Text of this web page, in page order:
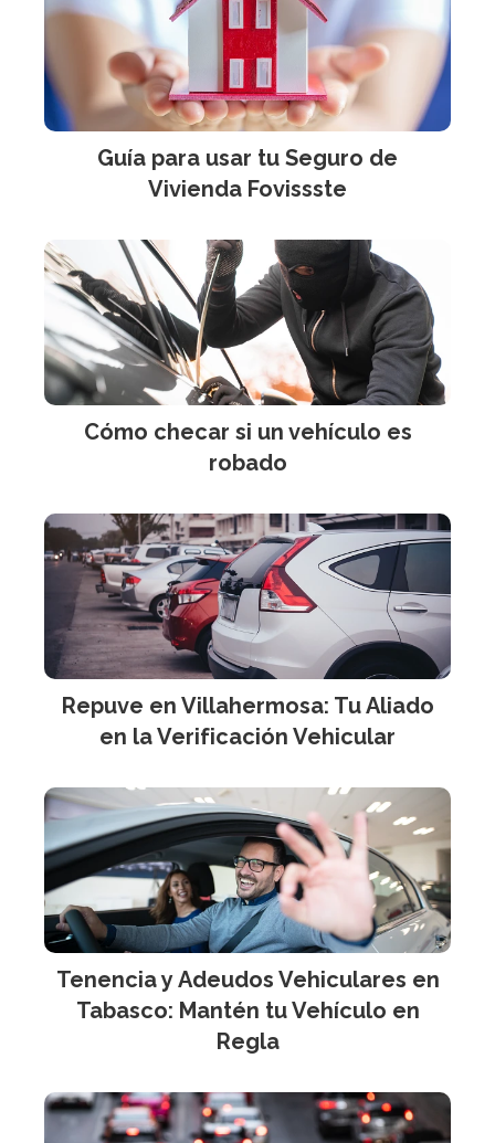
Guía para usar tu Seguro de
Vivienda Fovissste
Cómo checar si un vehículo es
robado
Repuve en Villahermosa: Tu Aliado
en la Verificación Vehicular
Tenencia y Adeudos Vehiculares en
Tabasco: Mantén tu Vehículo en
Regla